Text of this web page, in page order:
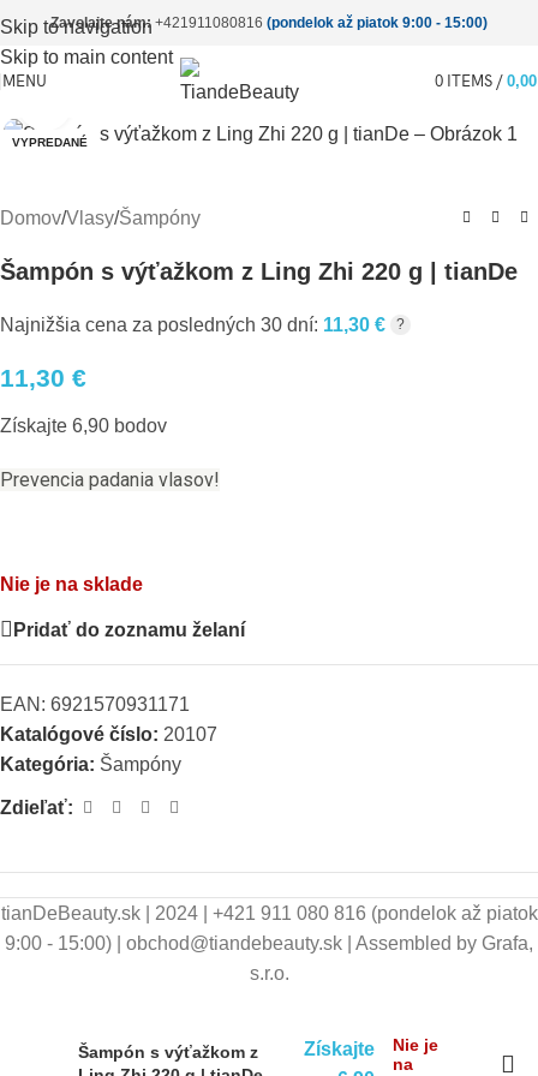
Skip to navigation
Skip to main content
Zavolajte nám: +421911080816 (pondelok až piatok 9:00 - 15:00)
MENU 0 ITEMS /
VYPREDANÉ
Pre zväčšenie kliknite
Domov/Vlasy/Šampóny
Šampón s výťažkom z Ling Zhi 220 g | tianDe
Najnižšia cena za posledných 30 dní: 11,30 € ?
11,30 €
Získajte 6,90 bodov
Prevencia padania vlasov!
Nie je na sklade
Pridať do zoznamu želaní
EAN: 6921570931171
Katalógové číslo: 20107
Kategória: Šampóny
Zdieľať:
tianDeBeauty.sk | 2024 | +421 911 080 816 (pondelok až piatok
9:00 - 15:00) | obchod@tiandebeauty.sk | Assembled by Grafa,
s.r.o.
Šampón s výťažkom z
Získajte
Nie je
na